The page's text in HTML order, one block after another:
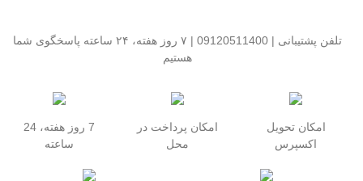
تلفن پشتیبانی | 09120511400 | ۷ روز هفته، ۲۴ ساعته پاسخگوی شما
هستیم
امکان تحویل
اکسپرس
امکان پرداخت در
محل
7 روز هفته، 24
ساعته